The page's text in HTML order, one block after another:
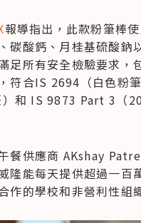
報導指出，此款粉筆棒
碳酸鈣、月桂基硫酸鈉
足所有安全檢驗要求，
符合IS 2694（白色粉
和 IS 9873 Part 3（
餐供應商 AKshay
隆能每天提供超過一百
作的學校和非營利性組